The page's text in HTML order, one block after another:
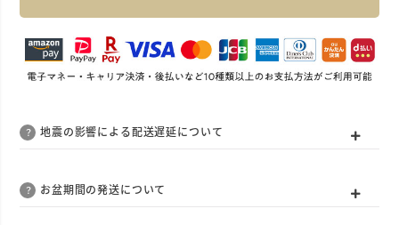
地震の影響による配送遅延について
お盆期間の発送について